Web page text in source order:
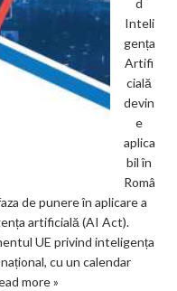
d
Inteli
gența
Artifi
cială
devin
e
aplica
bil în
Româ
de punere în aplicare a
artificială (AI Act).
UE privind inteligența
cu un calendar
more »